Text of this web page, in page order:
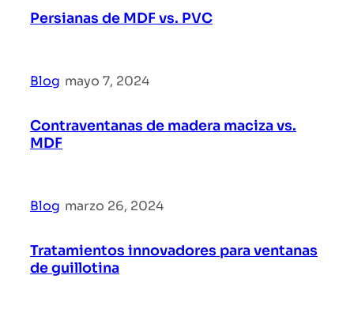
Persianas de MDF vs. PVC
Blog mayo 7, 2024
Contraventanas de madera maciza vs.
MDF
Blog marzo 26, 2024
Tratamientos innovadores para ventanas
de guillotina